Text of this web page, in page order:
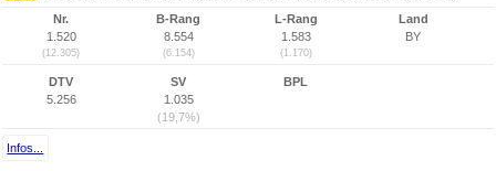
Nr.
1.520
(12.305)
B-Rang
8.554
(6.154)
L-Rang
1.583
(1.170)
Land
BY
DTV
5.256
SV
1.035
(19,7%)
BPL
Infos...